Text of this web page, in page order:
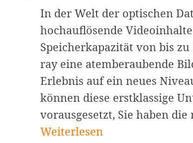
In der Welt der optischen
hochauflösende
Speicherkapazität von bis
ray eine atemberaubende
Erlebnis auf ein neues
können diese erstklassige
vorausgesetzt, Sie haben
Weiterlesen